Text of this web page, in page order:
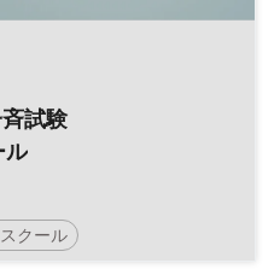
試験
ル
クール